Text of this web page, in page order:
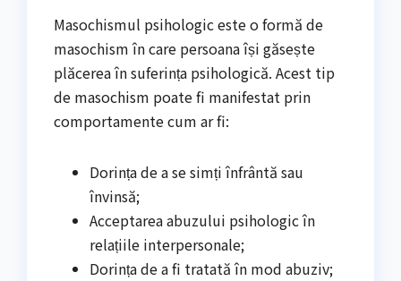
Masochismul psihologic este o formă de
masochism în care persoana își găsește
plăcerea în suferința psihologică. Acest tip
de masochism poate fi manifestat prin
comportamente cum ar fi:
Dorința de a se simți înfrântă sau
învinsă;
Acceptarea abuzului psihologic în
relațiile interpersonale;
Dorința de a fi tratată în mod abuziv;